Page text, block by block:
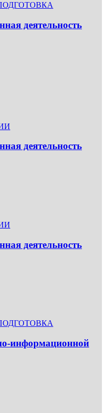
деятельность
деятельность
деятельность
информационной